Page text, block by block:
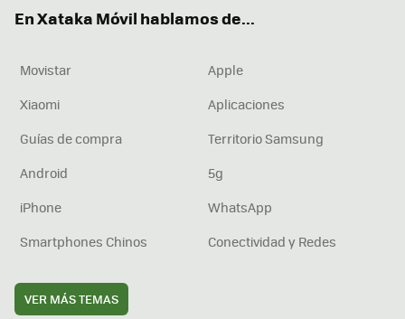
En Xataka Móvil hablamos de...
Movistar
Apple
Xiaomi
Aplicaciones
Guías de compra
Territorio Samsung
Android
5g
iPhone
WhatsApp
Smartphones Chinos
Conectividad y Redes
VER MÁS TEMAS